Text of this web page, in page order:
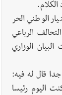
الكلام.
الوطني الحر
الرباعي
الوزاري
قال له فيه:
اليوم رئيسا